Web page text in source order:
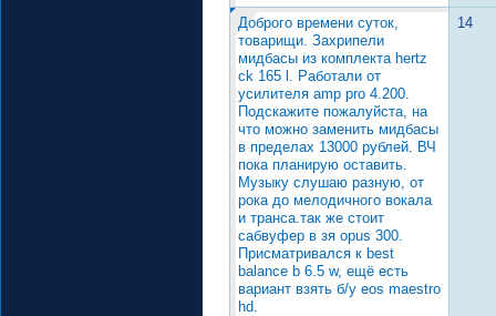
Доброго времени суток,
товарищи. Захрипели
мидбасы из комплекта hertz
ck 165 l. Работали от
усилителя amp pro 4.200.
Подскажите пожалуйста, на
что можно заменить мидбасы
в пределах 13000 рублей. ВЧ
пока планирую оставить.
Музыку слушаю разную, от
рока до мелодичного вокала
и транса.так же стоит
сабвуфер в зя opus 300.
Присматривался к best
balance b 6.5 w, ещё есть
вариант взять б/у eos maestro
hd.
14